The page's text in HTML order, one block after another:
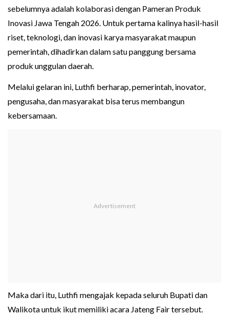
sebelumnya adalah kolaborasi dengan Pameran Produk
Inovasi Jawa Tengah 2026. Untuk pertama kalinya hasil-hasil
riset, teknologi, dan inovasi karya masyarakat maupun
pemerintah, dihadirkan dalam satu panggung bersama
produk unggulan daerah.
Melalui gelaran ini, Luthfi berharap, pemerintah, inovator,
pengusaha, dan masyarakat bisa terus membangun
kebersamaan.
Maka dari itu, Luthfi mengajak kepada seluruh Bupati dan
Walikota untuk ikut memiliki acara Jateng Fair tersebut.